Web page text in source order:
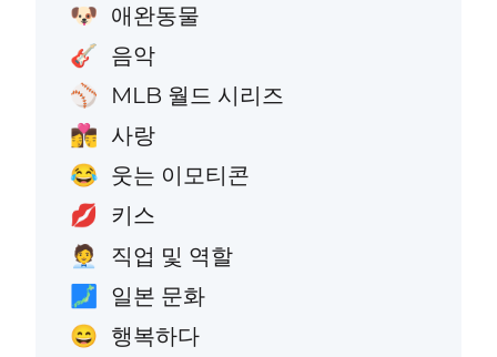
🐶 애완동물
🎸 음악
⚾ MLB 월드 시리즈
👩‍❤️‍💋‍👨 사랑
😂 웃는 이모티콘
💋 키스
🧑‍💼 직업 및 역할
🗾 일본 문화
😄 행복하다